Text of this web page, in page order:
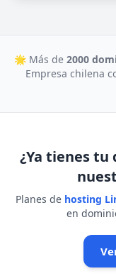
🌟 Más de 2000
Empresa chilena
¿Ya tienes
Planes de hosting
en